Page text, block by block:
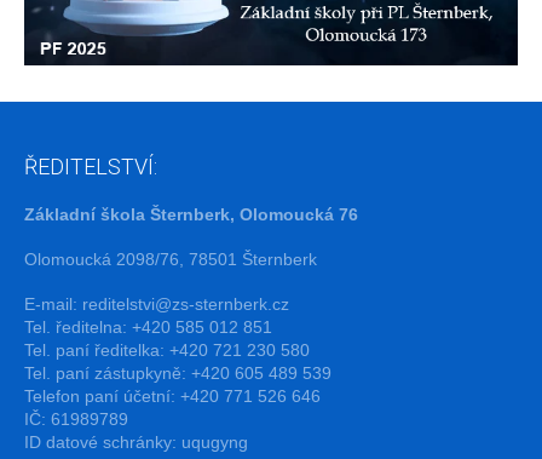
ŘEDITELSTVÍ:
Základní škola Šternberk, Olomoucká 76
Olomoucká 2098/76, 78501 Šternberk
E-mail: reditelstvi@zs-sternberk.cz
Tel. ředitelna: +420 585 012 851
Tel. paní ředitelka: +420 721 230 580
Tel. paní zástupkyně: +420 605 489 539
Telefon paní účetní: +420 771 526 646
IČ: 61989789
ID datové schránky: uqugyng